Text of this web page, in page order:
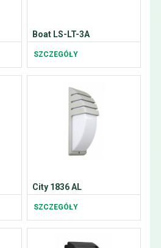
Boat LS-LT-3A
SZCZEGÓŁY
City 1836 AL
SZCZEGÓŁY